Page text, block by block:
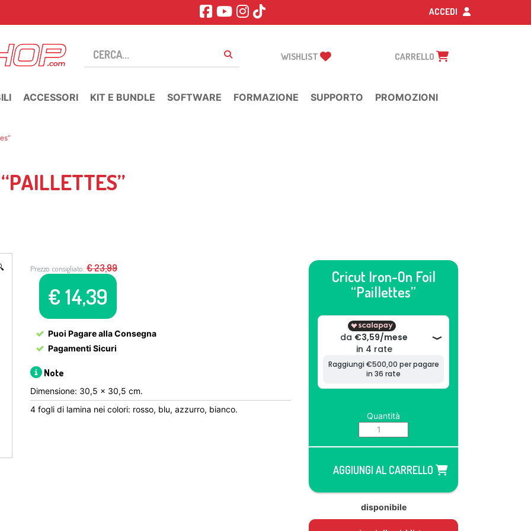
ACCEDI
WISHLIST CARRELLO
ACCESSORI KIT E BUNDLE SOFTWARE FORMAZIONE SUPPORTO PROMOZIONI
Prezzo consigliato: €23,99
€14,39
Puoi Pagare alla Consegna
Pagamenti Sicuri
Note
Dimensione: 30,5 x 30,5 cm.
4 fogli di lamina nei colori: rosso, blu, azzurro, bianco.
Cricut Iron-On Foil
“Paillettes”
Quantità
AGGIUNGI AL CARRELLO
disponibile